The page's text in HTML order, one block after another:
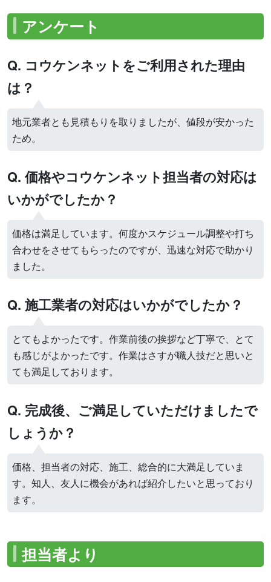
アンケート
Q. コウケンネットをご利用された理由
は？
地元業者とも見積もりを取りましたが、値段が安かった
ため。
Q. 価格やコウケンネット担当者の対応は
いかがでしたか？
価格は満足しています。何度かスケジュール調整や打ち
合わせをさせてもらったのですが、迅速な対応で助かり
ました。
Q. 施工業者の対応はいかがでしたか？
とてもよかったです。作業前後の挨拶など丁寧で、とて
も感じがよかったです。作業はさすが職人技だと思いと
ても満足しております。
Q. 完成後、ご満足していただけましたで
しょうか？
価格、担当者の対応、施工、総合的に大満足していま
す。知人、友人に機会があれば紹介したいと思っており
ます。
担当者より